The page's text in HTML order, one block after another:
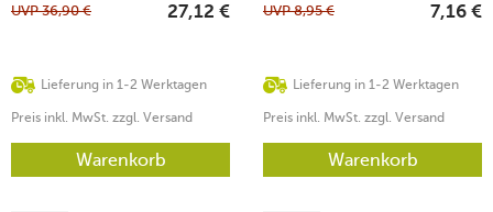
Lieferung in 1-2 Werktagen
UVP36,90 € 27,12 €
Preis inkl. MwSt. zzgl. Versand
Warenkorb
Lieferung in 1-2 Werktagen
UVP8,95 € 7,16 €
Preis inkl. MwSt. zzgl. Versand
Warenkorb